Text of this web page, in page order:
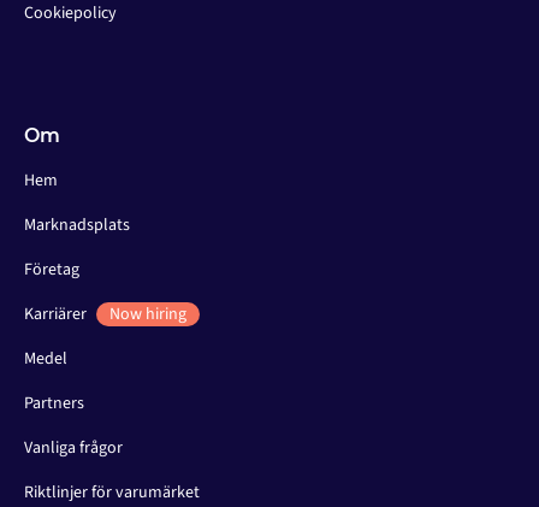
Cookiepolicy
Om
Hem
Marknadsplats
Företag
Karriärer
Now hiring
Medel
Partners
Vanliga frågor
Riktlinjer för varumärket